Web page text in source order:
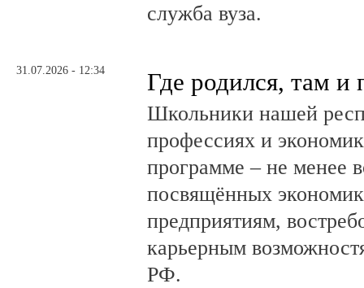
служба вуза.
31.07.2026 - 12:34 Где родился, там и
Школьники нашей
профессиях и
программе – не менее
посвящённых
предприятиям,
карьерным
РФ.